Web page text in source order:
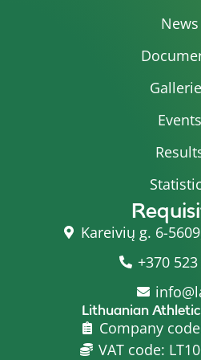
News
Events
Kareivių g. 6-
+370
Lithuanian
Company
VAT code: